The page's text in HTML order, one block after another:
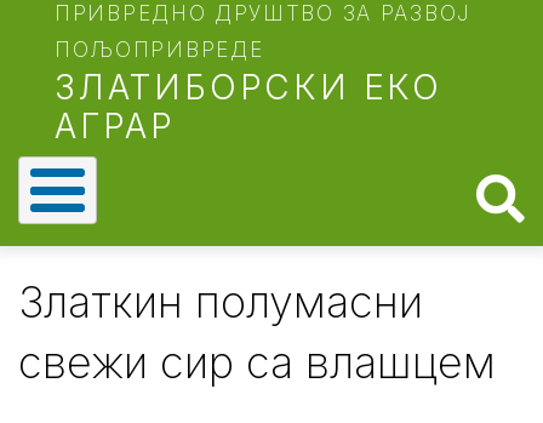
ЗЛАТИБОРСКИ ЕКО
АГРАР
ПРИВРЕДНО ДРУШТВО ЗА РАЗВОЈ
ПОЉОПРИВРЕДЕ
Златкин полумасни
свежи сир са влашцем